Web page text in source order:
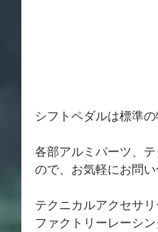
シフトペダルは標準
各部アルミパーツ、
ので、お気軽にお問い
テクニカルアクセサ
ファクトリーレーシ